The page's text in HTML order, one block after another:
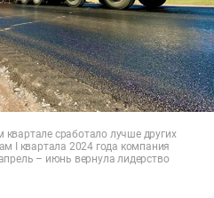
сработало лучше других
I квартала 2024 года компания
– июнь вернула лидерство